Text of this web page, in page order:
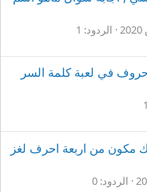
الردود: 1
سؤال كائن شفاف اللون من ١٠ حروف في لعبة كلمة السر
من اربعة احرف لغز
الردود: 0